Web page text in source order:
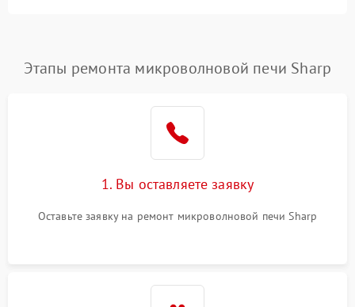
Подробнее →
2200 ₽
Не работают сенсорные
1000 ₽
Этапы ремонта микроволновой печи Sharp
1. Вы оставляете заявку
Оставьте заявку на ремонт микроволновой печи Sharp